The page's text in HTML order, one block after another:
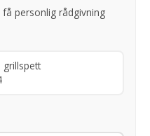
personlig rådgivning
grillspett